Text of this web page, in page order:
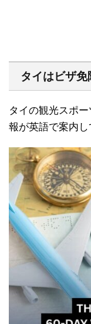
タイはビザ
タイの観光スポ
報が英語で案内し